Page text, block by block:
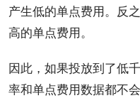
产生低的单点费用。反
高的单点费用。
因此，如果投放到了低
率和单点费用数据都不会